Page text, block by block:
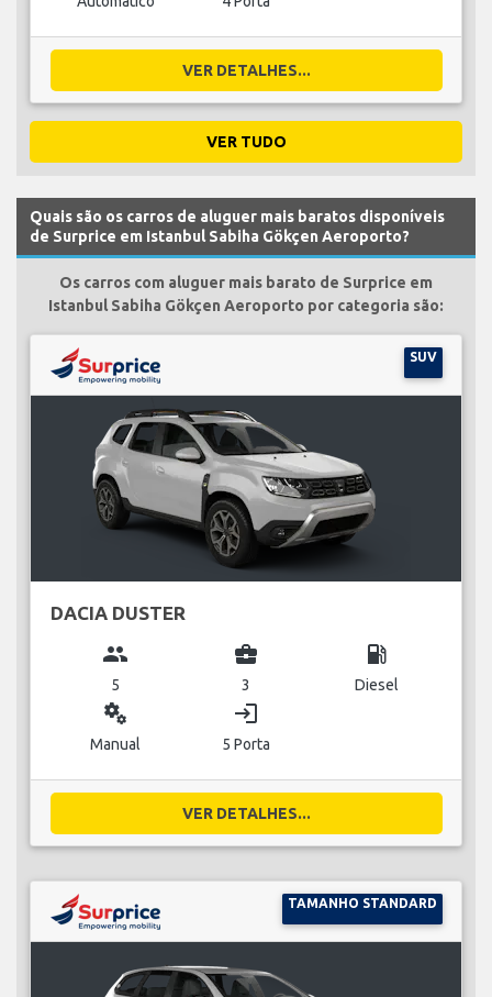
VER DETALHES...
VER TUDO
Quais são os carros de aluguer mais baratos disponíveis
de Surprice em Istanbul Sabiha Gökçen Aeroporto?
Os carros com aluguer mais barato de Surprice em
Istanbul Sabiha Gökçen Aeroporto por categoria são:
SUV
DACIA DUSTER
group
5
business_center
3
local_gas_station
Diesel
miscellaneous_services
Manual
login
5 Porta
VER DETALHES...
TAMANHO STANDARD